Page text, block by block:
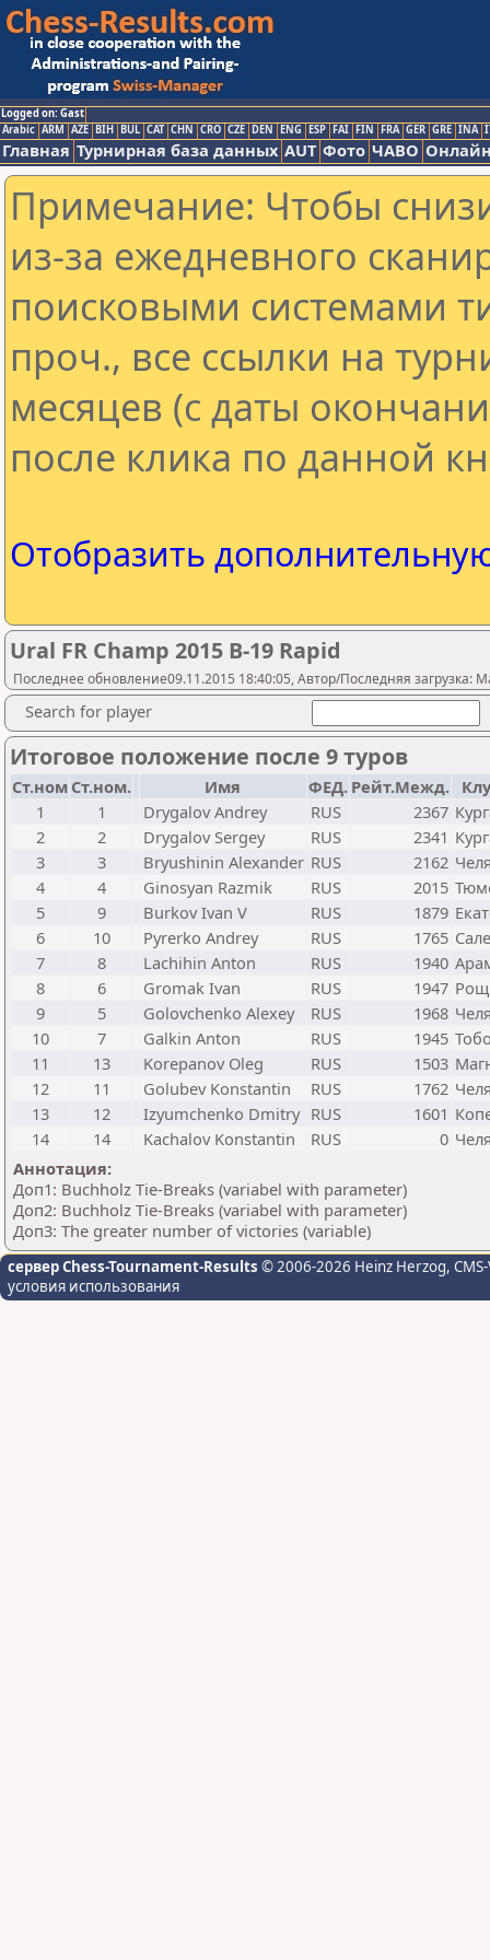
Logged on: Gast
Arabic ARM AZE BIH BUL CAT CHN CRO CZE DEN ENG ESP FAI FIN FRA GER GRE INA
Главная Турнирная база данных AUT Фото ЧАВО
Примечание: Чтобы
из-за ежедневного
поисковыми системами
проч., все ссылки на
месяцев (с даты
после клика по данной
Отобразить
Ural FR Champ 2015 B-19 Rapid
Последнее обновление09.11.2015 18:40:05, Автор/Последняя загрузка:
Search for player
Итоговое положение после 9 туров
Ст.ном Ст.ном. Имя ФЕД. Рейт.Межд.
1
1 Drygalov Andrey RUS 2367
2
2 Drygalov Sergey RUS 2341
3
3 Bryushinin Alexander RUS 2162
4
4 Ginosyan Razmik RUS 2015
5
9 Burkov Ivan V RUS 1879
6
10 Pyrerko Andrey RUS 1765
7
8 Lachihin Anton RUS 1940
8
6 Gromak Ivan RUS 1947
9
5 Golovchenko Alexey RUS 1968
10
7 Galkin Anton RUS 1945
11
13 Korepanov Oleg RUS 1503
12
11 Golubev Konstantin RUS 1762
13
12 Izyumchenko Dmitry RUS 1601
14
14 Kachalov Konstantin RUS 0
Аннотация:
Доп1: Buchholz Tie-Breaks (variabel with parameter)
Доп2: Buchholz Tie-Breaks (variabel with parameter)
Доп3: The greater number of victories (variable)
сервер Chess-Tournament-Results © 2006-2026 Heinz Herzog,
условия использования